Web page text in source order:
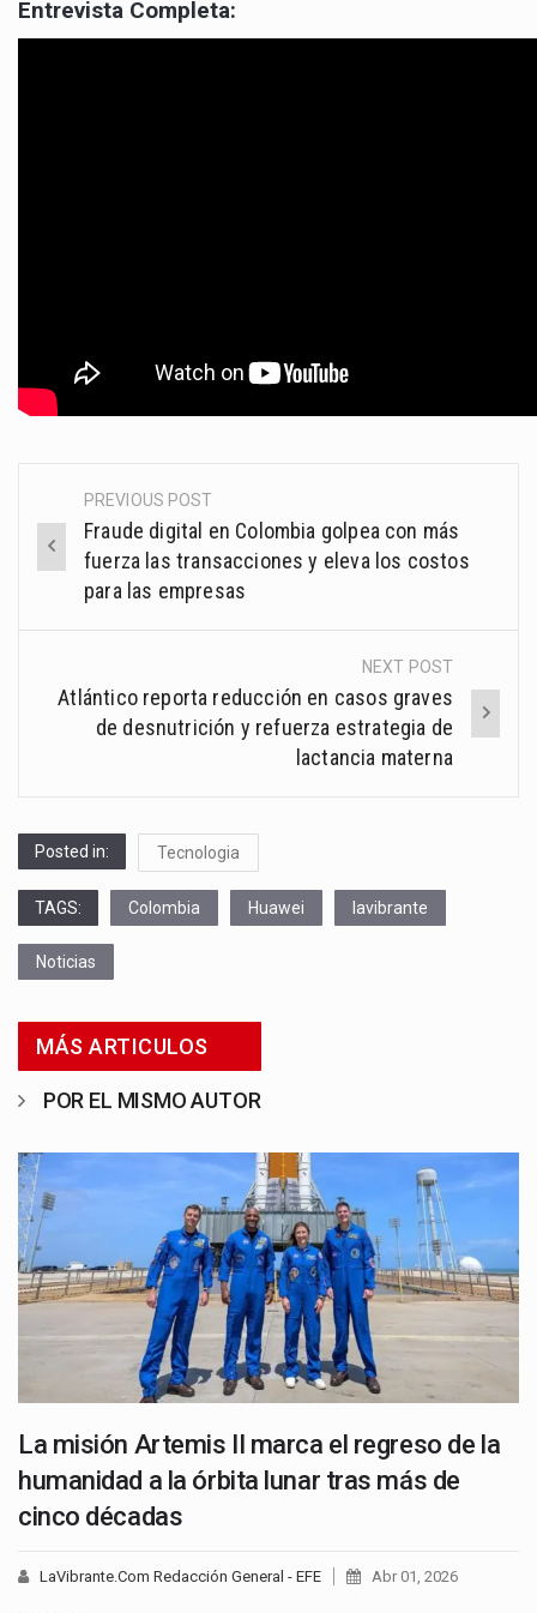
Entrevista Completa:
Post
navigation
PREVIOUS POST
Fraude digital en Colombia golpea con más
fuerza las transacciones y eleva los costos
para las empresas
NEXT POST
Atlántico reporta reducción en casos graves
de desnutrición y refuerza estrategia de
lactancia materna
Posted in: Tecnologia
TAGS: Colombia Huawei lavibrante
Noticias
MÁS ARTICULOS
POR EL MISMO AUTOR
La misión Artemis II marca el regreso de la
humanidad a la órbita lunar tras más de
cinco décadas
LaVibrante.Com Redacción General - EFE Abr 01, 2026